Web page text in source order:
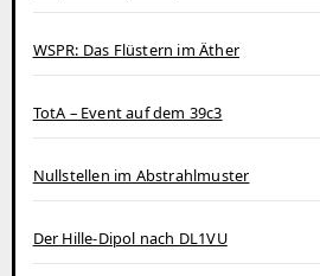
WSPR: Das Flüstern im Äther
TotA – Event auf dem 39c3
Nullstellen im Abstrahlmuster
Der Hille-Dipol nach DL1VU